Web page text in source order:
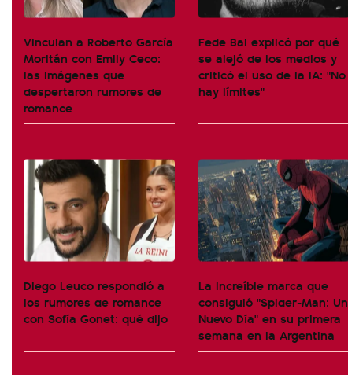
Vinculan a Roberto García
Moritán con Emily Ceco:
las imágenes que
despertaron rumores de
romance
Fede Bal explicó por qué
se alejó de los medios y
criticó el uso de la IA: "No
hay límites"
Diego Leuco respondió a
los rumores de romance
con Sofía Gonet: qué dijo
La increíble marca que
consiguió "Spider-Man: Un
Nuevo Día" en su primera
semana en la Argentina